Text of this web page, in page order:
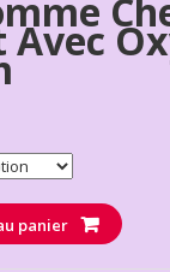
Avec
panier